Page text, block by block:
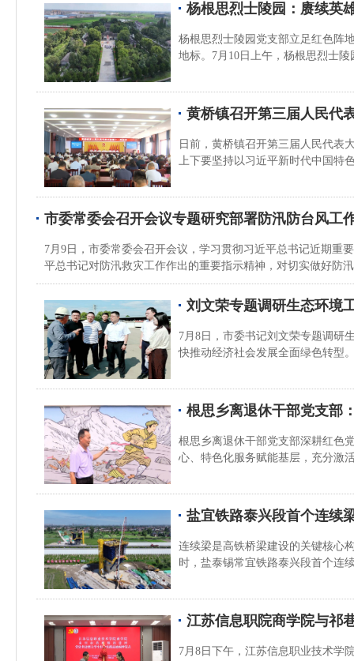
杨根思烈士陵园：赓续英
杨根思烈士陵园党支部立足红色阵
地标。7月10日上午，杨根思烈士
黄桥镇召开第三届人民代
日前，黄桥镇召开第三届人民代表
上下要坚持以习近平新时代中国特
市委常委会召开会议专题研究部署防汛防台风工
7月9日，市委常委会召开会议，学习贯彻习近平总书记近期重
平总书记对防汛救灾工作作出的重要指示精神，对切实做好防
刘文荣专题调研生态环境
7月8日，市委书记刘文荣专题调研
快推动经济社会发展全面绿色转
根思乡离退休干部党支部
根思乡离退休干部党支部深耕红色
心、特色化服务赋能基层，充分激
盐宜铁路泰兴段首个连续
连续梁是高铁桥梁建设的关键核心
时，盐泰锡常宜铁路泰兴段首个连
江苏信息职院商学院与祁
7月8日下午，江苏信息职业技术学